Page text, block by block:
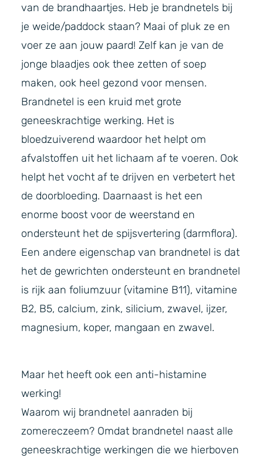
van de brandhaartjes. Heb je brandnetels bij
je weide/paddock staan? Maai of pluk ze en
voer ze aan jouw paard! Zelf kan je van de
jonge blaadjes ook thee zetten of soep
maken, ook heel gezond voor mensen.
Brandnetel is een kruid met grote
geneeskrachtige werking. Het is
bloedzuiverend waardoor het helpt om
afvalstoffen uit het lichaam af te voeren. Ook
helpt het vocht af te drijven en verbetert het
de doorbloeding. Daarnaast is het een
enorme boost voor de weerstand en
ondersteunt het de spijsvertering (darmflora).
Een andere eigenschap van brandnetel is dat
het de gewrichten ondersteunt en brandnetel
is rijk aan foliumzuur (vitamine B11), vitamine
B2, B5, calcium, zink, silicium, zwavel, ijzer,
magnesium, koper, mangaan en zwavel.
Maar het heeft ook een anti-histamine
werking!
Waarom wij brandnetel aanraden bij
zomereczeem? Omdat brandnetel naast alle
geneeskrachtige werkingen die we hierboven